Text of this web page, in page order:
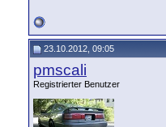
23.10.2012, 09:05
pmscali
Registrierter Benutzer